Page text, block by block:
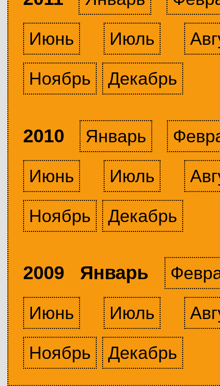
Июнь
Июль
Ноябрь
Декабрь
2010 Январь
Июнь
Июль
Ноябрь
Декабрь
2009 Январь
Июнь
Июль
Ноябрь
Декабрь